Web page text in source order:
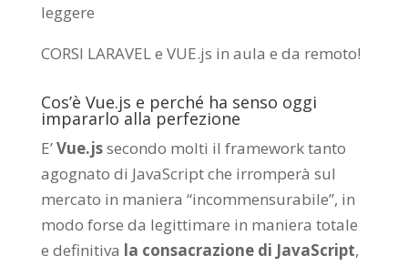
leggere
CORSI LARAVEL e VUE.js in aula e da remoto!
Cos’è Vue.js e perché ha senso oggi
impararlo alla perfezione
E’Vue.jssecondo molti il framework tanto
agognato di JavaScript che irromperà sul
mercato in maniera “incommensurabile”, in
modo forse da legittimare in maniera totale
e definitiva la consacrazione di JavaScript,